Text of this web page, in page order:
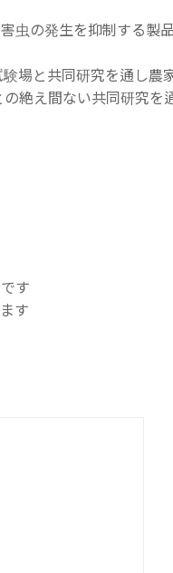
虫の発生を抑制する製品
場と共同研究を通し
絶え間ない共同研究を
す
す